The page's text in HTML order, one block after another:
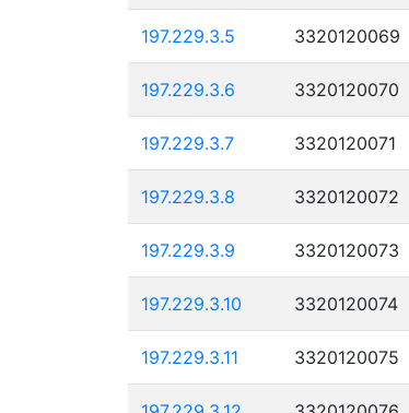
197.229.3.5 3320120069
197.229.3.6 3320120070
197.229.3.7 3320120071
197.229.3.8 3320120072
197.229.3.9 3320120073
197.229.3.10 3320120074
197.229.3.11 3320120075